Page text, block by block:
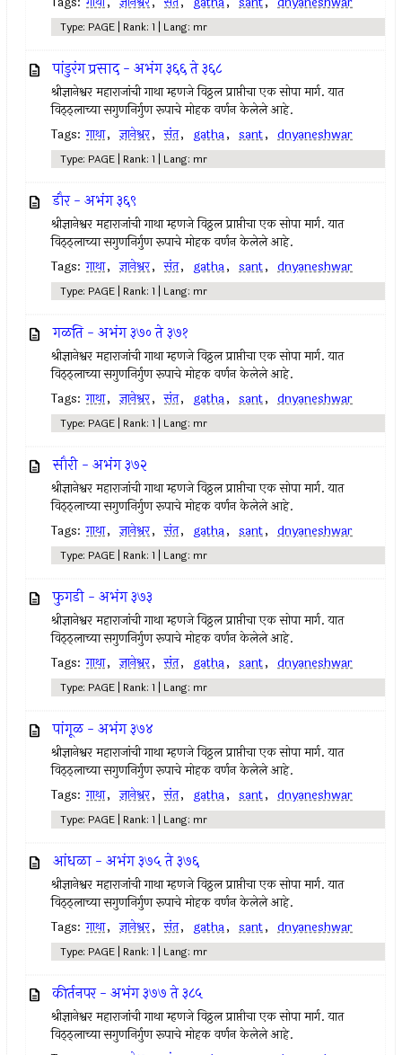
Type: PAGE | Rank: 1 | Lang: mr
पांडुरंग प्रसाद - अभंग ३६६ ते ३६८
श्रीज्ञानेश्वर महाराजांची गाथा म्हणजे विठ्ठल प्राप्तीचा एक सोपा मार्ग. यात
विठ्ठ्लाच्या सगुणनिर्गुण रूपाचे मोहक वर्णन केलेले आहे.
Tags: गाथा, ज्ञानेश्वर, संत, gatha, sant, dnyaneshwar
Type: PAGE | Rank: 1 | Lang: mr
डौर - अभंग ३६९
श्रीज्ञानेश्वर महाराजांची गाथा म्हणजे विठ्ठल प्राप्तीचा एक सोपा मार्ग. यात
विठ्ठ्लाच्या सगुणनिर्गुण रूपाचे मोहक वर्णन केलेले आहे.
Tags: गाथा, ज्ञानेश्वर, संत, gatha, sant, dnyaneshwar
Type: PAGE | Rank: 1 | Lang: mr
गळति - अभंग ३७० ते ३७१
श्रीज्ञानेश्वर महाराजांची गाथा म्हणजे विठ्ठल प्राप्तीचा एक सोपा मार्ग. यात
विठ्ठ्लाच्या सगुणनिर्गुण रूपाचे मोहक वर्णन केलेले आहे.
Tags: गाथा, ज्ञानेश्वर, संत, gatha, sant, dnyaneshwar
Type: PAGE | Rank: 1 | Lang: mr
सौरी - अभंग ३७२
श्रीज्ञानेश्वर महाराजांची गाथा म्हणजे विठ्ठल प्राप्तीचा एक सोपा मार्ग. यात
विठ्ठ्लाच्या सगुणनिर्गुण रूपाचे मोहक वर्णन केलेले आहे.
Tags: गाथा, ज्ञानेश्वर, संत, gatha, sant, dnyaneshwar
Type: PAGE | Rank: 1 | Lang: mr
फुगडी - अभंग ३७३
श्रीज्ञानेश्वर महाराजांची गाथा म्हणजे विठ्ठल प्राप्तीचा एक सोपा मार्ग. यात
विठ्ठ्लाच्या सगुणनिर्गुण रूपाचे मोहक वर्णन केलेले आहे.
Tags: गाथा, ज्ञानेश्वर, संत, gatha, sant, dnyaneshwar
Type: PAGE | Rank: 1 | Lang: mr
पांगूळ - अभंग ३७४
श्रीज्ञानेश्वर महाराजांची गाथा म्हणजे विठ्ठल प्राप्तीचा एक सोपा मार्ग. यात
विठ्ठ्लाच्या सगुणनिर्गुण रूपाचे मोहक वर्णन केलेले आहे.
Tags: गाथा, ज्ञानेश्वर, संत, gatha, sant, dnyaneshwar
Type: PAGE | Rank: 1 | Lang: mr
आंधळा - अभंग ३७५ ते ३७६
श्रीज्ञानेश्वर महाराजांची गाथा म्हणजे विठ्ठल प्राप्तीचा एक सोपा मार्ग. यात
विठ्ठ्लाच्या सगुणनिर्गुण रूपाचे मोहक वर्णन केलेले आहे.
Tags: गाथा, ज्ञानेश्वर, संत, gatha, sant, dnyaneshwar
Type: PAGE | Rank: 1 | Lang: mr
कीर्तनपर - अभंग ३७७ ते ३८५
श्रीज्ञानेश्वर महाराजांची गाथा म्हणजे विठ्ठल प्राप्तीचा एक सोपा मार्ग. यात
विठ्ठ्लाच्या सगुणनिर्गुण रूपाचे मोहक वर्णन केलेले आहे.